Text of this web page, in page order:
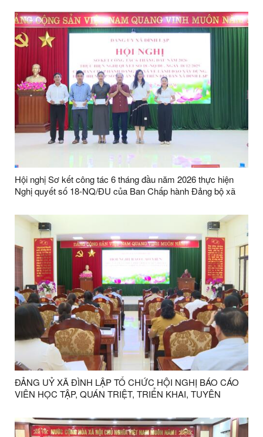
NĂM 2026 TRÊN ĐỊA BÀN XÃ
Hội nghị Sơ kết công tác 6 tháng đầu năm 2026 thực hiện
Nghị quyết số 18-NQ/ĐU của Ban Chấp hành Đảng bộ xã
ĐẢNG UỶ XÃ ĐÌNH LẬP TỔ CHỨC HỘI NGHỊ BÁO CÁO
VIÊN HỌC TẬP, QUÁN TRIỆT, TRIỂN KHAI, TUYÊN
CỦA XÃ